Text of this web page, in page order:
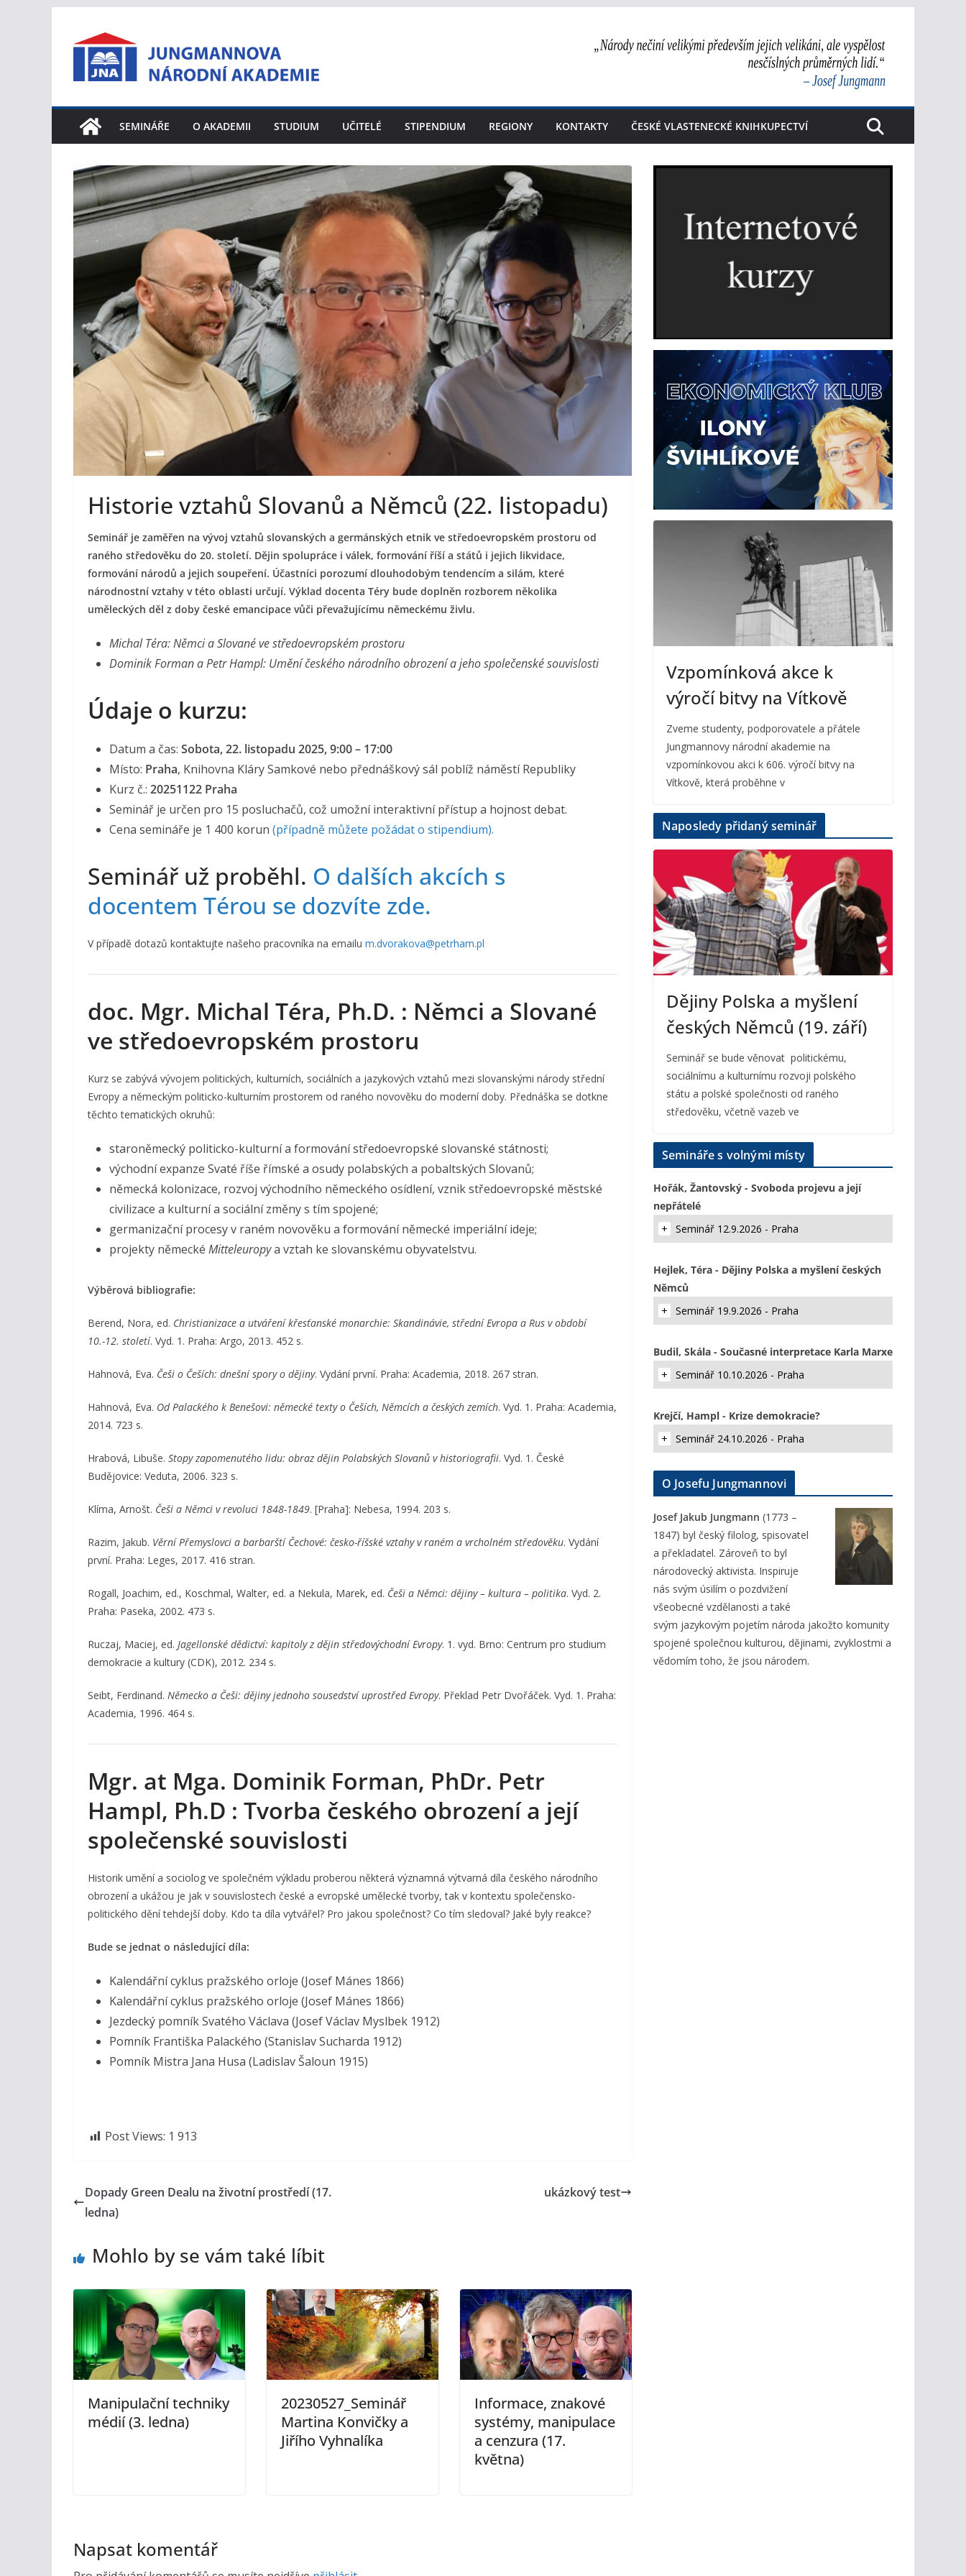
SEMINÁŘE O AKADEMII STUDIUM UČITELÉ STIPENDIUM REGIONY KONTAKTY ČESKÉ VLASTENECKÉ KNIHKUPECTVÍ
Historie vztahů Slovanů a Němců (22. listopadu)
Seminář je zaměřen na vývoj vztahů slovanských a germánských etnik ve středoevropském prostoru od
raného středověku do 20. století. Dějin spolupráce i válek, formování říší a států i jejich likvidace,
formování národů a jejich soupeření. Účastníci porozumí dlouhodobým tendencím a silám, které
národnostní vztahy v této oblasti určují. Výklad docenta Téry bude doplněn rozborem několika
uměleckých děl z doby české emancipace vůči převažujícímu německému živlu.
Michal Téra: Němci a Slované ve středoevropském prostoru
Dominik Forman a Petr Hampl: Umění českého národního obrození a jeho společenské souvislosti
Údaje o kurzu:
Datum a čas: Sobota, 22. listopadu 2025, 9:00 – 17:00
Místo: Praha, Knihovna Kláry Samkové nebo přednáškový sál poblíž náměstí Republiky
Kurz č.: 20251122 Praha
Seminář je určen pro 15 posluchačů, což umožní interaktivní přístup a hojnost debat.
Cena semináře je 1 400 korun (případně můžete požádat o stipendium).
Seminář už proběhl. O dalších akcích s
docentem Térou se dozvíte zde.
V případě dotazů kontaktujte našeho pracovníka na emailu m.dvorakova@petrham.pl
doc. Mgr. Michal Téra, Ph.D. : Němci a Slované
ve středoevropském prostoru
Kurz se zabývá vývojem politických, kulturních, sociálních a jazykových vztahů mezi slovanskými národy střední
Evropy a německým politicko-kulturním prostorem od raného novověku do moderní doby. Přednáška se dotkne
těchto tematických okruhů:
staroněmecký politicko-kulturní a formování středoevropské slovanské státnosti;
východní expanze Svaté říše římské a osudy polabských a pobaltských Slovanů;
německá kolonizace, rozvoj východního německého osídlení, vznik středoevropské městské
civilizace a kulturní a sociální změny s tím spojené;
germanizační procesy v raném novověku a formování německé imperiální ideje;
projekty německé Mitteleuropya vztah ke slovanskému obyvatelstvu.
Výběrová bibliografie:
Berend, Nora, ed. Christianizace a utváření křesťanské monarchie: Skandinávie, střední Evropa a Rus v období
10.-12. století. Vyd. 1. Praha: Argo, 2013. 452 s.
Hahnová, Eva. Češi o Češích: dnešní spory o dějiny. Vydání první. Praha: Academia, 2018. 267 stran.
Hahnová, Eva. Od Palackého k Benešovi: německé texty o Češích, Němcích a českých zemích. Vyd. 1. Praha: Academia,
2014. 723 s.
Hrabová, Libuše. Stopy zapomenutého lidu: obraz dějin Polabských Slovanů v historiografii. Vyd. 1. České
Budějovice: Veduta, 2006. 323 s.
Klíma, Arnošt. Češi a Němci v revoluci 1848-1849. [Praha]: Nebesa, 1994. 203 s.
Razim, Jakub. Věrní Přemyslovci a barbarští Čechové: česko-říšské vztahy v raném a vrcholném středověku. Vydání
první. Praha: Leges, 2017. 416 stran.
Rogall, Joachim, ed., Koschmal, Walter, ed. a Nekula, Marek, ed. Češi a Němci: dějiny – kultura – politika. Vyd. 2.
Praha: Paseka, 2002. 473 s.
Ruczaj, Maciej, ed. Jagellonské dědictví: kapitoly z dějin středovýchodní Evropy. 1. vyd. Brno: Centrum pro studium
demokracie a kultury (CDK), 2012. 234 s.
Seibt, Ferdinand. Německo a Češi: dějiny jednoho sousedství uprostřed Evropy. Překlad Petr Dvořáček. Vyd. 1. Praha:
Academia, 1996. 464 s.
Mgr. at Mga. Dominik Forman, PhDr. Petr
Hampl, Ph.D : Tvorba českého obrození a její
společenské souvislosti
Historik umění a sociolog ve společném výkladu proberou některá významná výtvarná díla českého národního
obrození a ukážou je jak v souvislostech české a evropské umělecké tvorby, tak v kontextu společensko-
politického dění tehdejší doby. Kdo ta díla vytvářel? Pro jakou společnost? Co tím sledoval? Jaké byly reakce?
Bude se jednat o následující díla:
Kalendářní cyklus pražského orloje (Josef Mánes 1866)
Kalendářní cyklus pražského orloje (Josef Mánes 1866)
Jezdecký pomník Svatého Václava (Josef Václav Myslbek 1912)
Pomník Františka Palackého (Stanislav Sucharda 1912)
Pomník Mistra Jana Husa (Ladislav Šaloun 1915)
Post Views: 1 913
Dopady Green Dealu na životní prostředí (17.
ledna)
ukázkový test
Mohlo by se vám také líbit
Manipulační techniky
médií (3. ledna)
20230527_Seminář
Martina Konvičky a
Jiřího Vyhnalíka
Informace, znakové
systémy, manipulace
a cenzura (17.
května)
Napsat komentář
Vzpomínková akce k
výročí bitvy na Vítkově
Zveme studenty, podporovatele a přátele
Jungmannovy národní akademie na
vzpomínkovou akci k 606. výročí bitvy na
Vítkově, která proběhne v
Naposledy přidaný seminář
Dějiny Polska a myšlení
českých Němců (19. září)
Seminář se bude věnovat politickému,
sociálnímu a kulturnímu rozvoji polského
státu a polské společnosti od raného
středověku, včetně vazeb ve
Semináře s volnými místy
Hořák, Žantovský - Svoboda projevu a její
nepřátelé
Seminář 12.9.2026 - Praha
Hejlek, Téra - Dějiny Polska a myšlení českých
Němců
Seminář 19.9.2026 - Praha
Budil, Skála - Současné interpretace Karla Marxe
Seminář 10.10.2026 - Praha
Krejčí, Hampl - Krize demokracie?
Seminář 24.10.2026 - Praha
O Josefu Jungmannovi
Josef Jakub Jungmann (1773 –
1847) byl český filolog, spisovatel
a překladatel. Zároveň to byl
národovecký aktivista. Inspiruje
nás svým úsilím o pozdvižení
všeobecné vzdělanosti a také
svým jazykovým pojetím národa jakožto komunity
spojené společnou kulturou, dějinami, zvyklostmi a
vědomím toho, že jsou národem.